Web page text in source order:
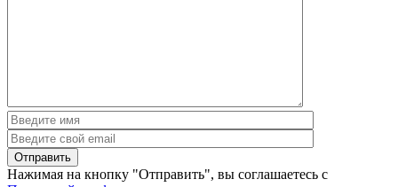
Нажимая на кнопку "Отправить", вы соглашаетесь с